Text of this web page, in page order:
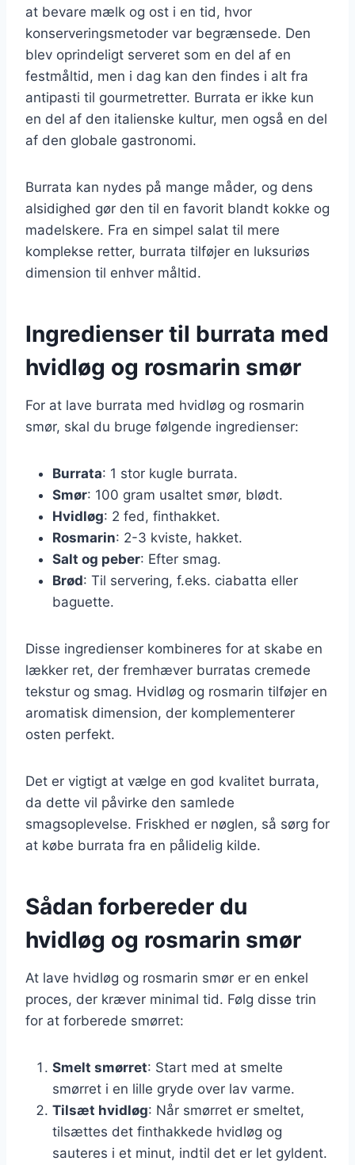
at bevare mælk og ost i en tid, hvor
konserveringsmetoder var begrænsede. Den
blev oprindeligt serveret som en del af en
festmåltid, men i dag kan den findes i alt fra
antipasti til gourmetretter. Burrata er ikke kun
en del af den italienske kultur, men også en del
af den globale gastronomi.
Burrata kan nydes på mange måder, og dens
alsidighed gør den til en favorit blandt kokke og
madelskere. Fra en simpel salat til mere
komplekse retter, burrata tilføjer en luksuriøs
dimension til enhver måltid.
Ingredienser til burrata med
hvidløg og rosmarin smør
For at lave burrata med hvidløg og rosmarin
smør, skal du bruge følgende ingredienser:
Burrata: 1 stor kugle burrata.
Smør: 100 gram usaltet smør, blødt.
Hvidløg: 2 fed, finthakket.
Rosmarin: 2-3 kviste, hakket.
Salt og peber: Efter smag.
Brød: Til servering, f.eks. ciabatta eller
baguette.
Disse ingredienser kombineres for at skabe en
lækker ret, der fremhæver burratas cremede
tekstur og smag. Hvidløg og rosmarin tilføjer en
aromatisk dimension, der komplementerer
osten perfekt.
Det er vigtigt at vælge en god kvalitet burrata,
da dette vil påvirke den samlede
smagsoplevelse. Friskhed er nøglen, så sørg for
at købe burrata fra en pålidelig kilde.
Sådan forbereder du
hvidløg og rosmarin smør
At lave hvidløg og rosmarin smør er en enkel
proces, der kræver minimal tid. Følg disse trin
for at forberede smørret:
Smelt smørret: Start med at smelte
smørret i en lille gryde over lav varme.
Tilsæt hvidløg: Når smørret er smeltet,
tilsættes det finthakkede hvidløg og
sauteres i et minut, indtil det er let gyldent.